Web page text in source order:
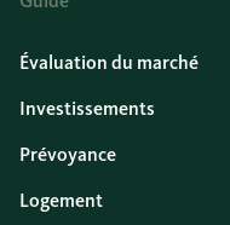
Évaluation du marché
Investissements
Prévoyance
Logement